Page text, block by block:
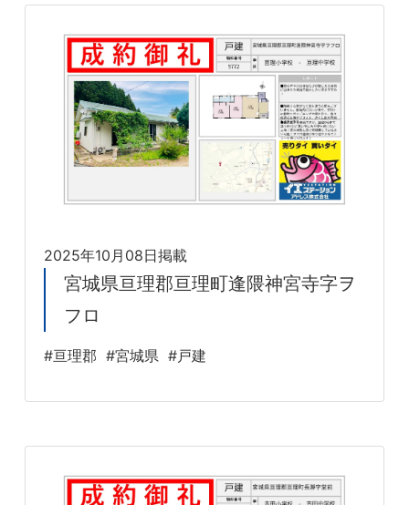
2025年10月08日掲載
宮城県亘理郡亘理町逢隈神宮寺字ヲ
フロ
#亘理郡 #宮城県 #戸建